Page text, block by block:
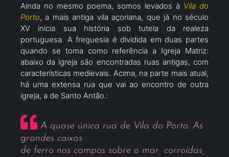
Ainda no mesmo poema, somos levados à Vila do
Porto, a mais antiga vila açoriana, que já no século
XV inicia sua história sob tutela da realeza
portuguesa. A freguesia é dividida em duas partes
quando se toma como referência a Igreja Matriz:
abaixo da igreja são encontradas ruas antigas, com
características medievais. Acima, na parte mais atual,
há uma extensa rua que vai ao encontro de outra
igreja, a de Santo Antão.:
A quase única rua de Vila do Porto. As
grandes caixas
de ferro nos campos sobre o mar, corroídas,